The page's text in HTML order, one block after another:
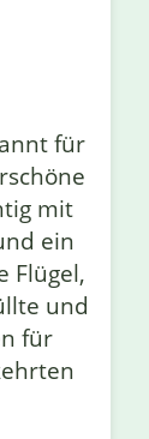
für
mit
ein
Flügel,
und
für